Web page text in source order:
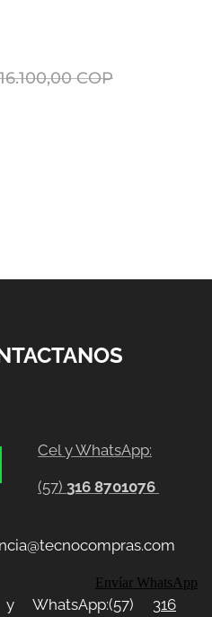
COP
Cel y WhatsApp:
(57) 316 8701076
WhatsApp:(57) 316
Envíar WhatsApp